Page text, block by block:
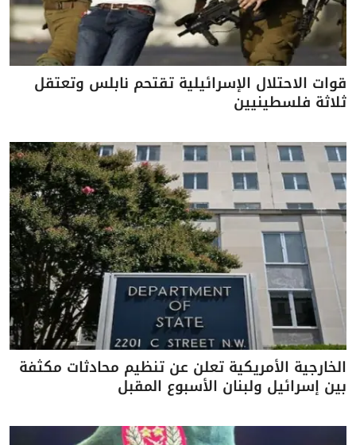
قوات الاحتلال الإسرائيلية تقتحم نابلس وتعتقل
ثلاثة فلسطينيين
الخارجية الأمريكية تعلن عن تنظيم محادثات مكثفة
بين إسرائيل ولبنان الأسبوع المقبل